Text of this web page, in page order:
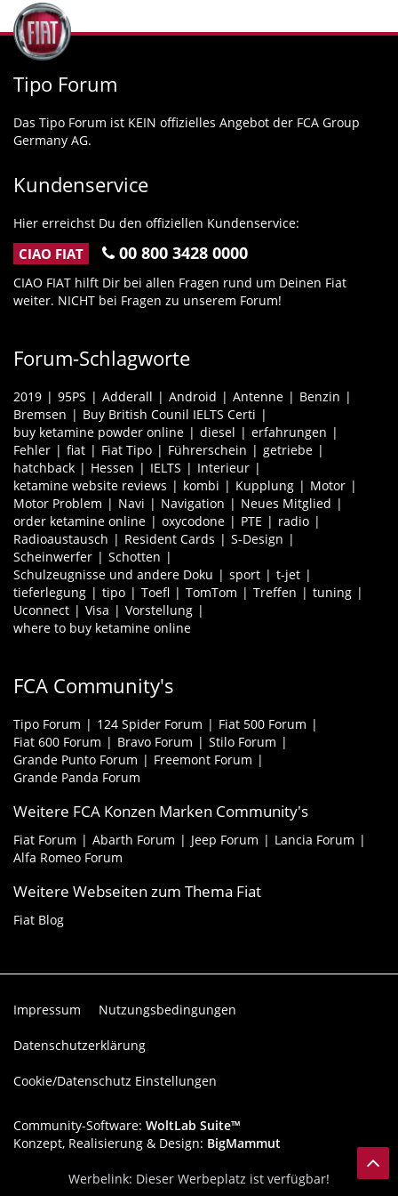
Tipo Forum
Das Tipo Forum ist KEIN offizielles Angebot der FCA Group
Germany AG.
Kundenservice
Hier erreichst Du den offiziellen Kundenservice:
CIAO FIAT 00 800 3428 0000
CIAO FIAT hilft Dir bei allen Fragen rund um Deinen Fiat
weiter. NICHT bei Fragen zu unserem Forum!
Forum-Schlagworte
2019 95PS Adderall Android Antenne
Benzin
Bremsen
Buy British Counil IELTS Certi
buy ketamine powder online
diesel
erfahrungen
Fehler
fiat Fiat Tipo Führerschein
getriebe
hatchback
Hessen IELTS
Interieur
ketamine website reviews
kombi Kupplung
Motor
Motor Problem
Navi Navigation
Neues Mitglied
order ketamine online
oxycodone PTE
radio
Radioaustausch
Resident Cards
S-Design
Scheinwerfer
Schotten
Schulzeugnisse und andere Doku
sport
t-jet
tieferlegung
tipo Toefl TomTom Treffen
tuning
Uconnect
Visa
Vorstellung
where to buy ketamine online
FCA Community's
Tipo Forum 124 Spider Forum
Fiat 500 Forum
Fiat 600 Forum
Bravo Forum
Stilo Forum
Grande Punto Forum
Freemont Forum
Grande Panda Forum
Weitere FCA Konzen Marken Community's
Fiat Forum Abarth Forum Jeep Forum
Lancia Forum
Alfa Romeo Forum
Weitere Webseiten zum Thema Fiat
Fiat Blog
Impressum Nutzungsbedingungen
Datenschutzerklärung
Cookie/Datenschutz Einstellungen
Community-Software: WoltLab Suite™
Konzept, Realisierung & Design: BigMammut
Werbelink: Dieser Werbeplatz ist verfügbar!